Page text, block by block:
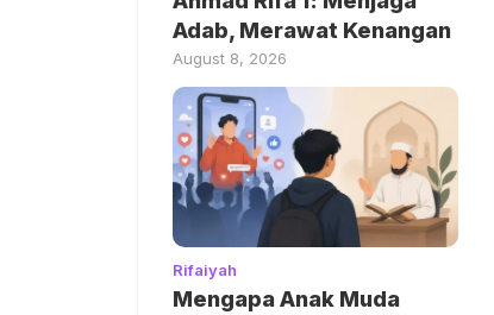
Adab, Merawat Kenangan
August 8, 2026
Rifaiyah
Mengapa Anak Muda